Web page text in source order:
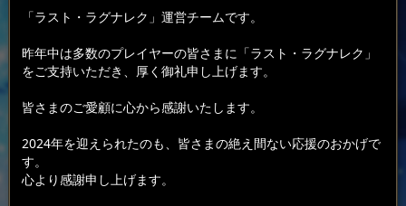
「ラスト・ラグナレク」運営チームです。
昨年中は多数のプレイヤーの皆さまに「ラスト・ラグナレク」
をご支持いただき、厚く御礼申し上げます。
皆さまのご愛顧に心から感謝いたします。
2024年を迎えられたのも、皆さまの絶え間ない応援のおかげで
す。
心より感謝申し上げます。